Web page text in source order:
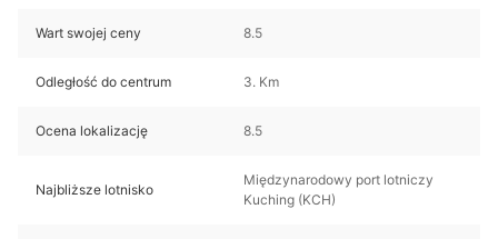
Wart swojej ceny 8.5
Odległość do centrum 3. Km
Ocena lokalizację 8.5
Najbliższe lotnisko
Międzynarodowy port lotniczy
Kuching (KCH)